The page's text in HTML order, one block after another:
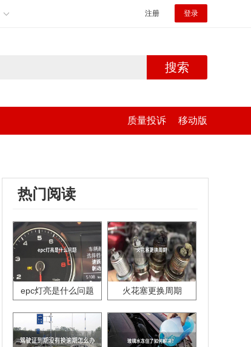
注册 登录
搜索
质量投诉 移动版
热门阅读
epc灯亮是什么问题 火花塞更换周期